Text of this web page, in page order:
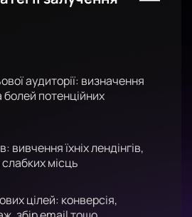
аудиторії: визначення
потенційних
вивчення їхніх лендінгів,
місць
цілей: конверсія,